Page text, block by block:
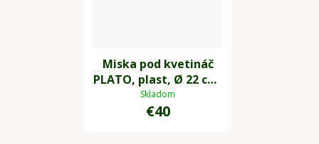
Miska pod kvetináč
PLATO, plast, Ø 22 cm,
natur
Skladom
€40